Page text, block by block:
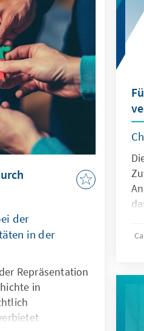
der
in der
Repräsentation
in